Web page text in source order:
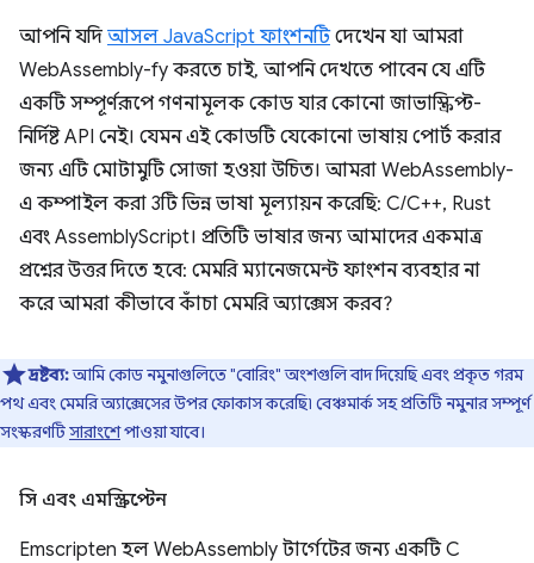
আপনি যদি আসল JavaScript ফাংশনটিদেখেন যা আমরা
WebAssembly-fy করতে চাই, আপনি দেখতে পাবেন যে এটি
একটি সম্পূর্ণরূপে গণনামূলক কোড যার কোনো জাভাস্ক্রিপ্ট-
নির্দিষ্ট API নেই। যেমন এই কোডটি যেকোনো ভাষায় পোর্ট করার
জন্য এটি মোটামুটি সোজা হওয়া উচিত। আমরা WebAssembly-
এ কম্পাইল করা 3টি ভিন্ন ভাষা মূল্যায়ন করেছি: C/C++, Rust
এবং AssemblyScript। প্রতিটি ভাষার জন্য আমাদের একমাত্র
প্রশ্নের উত্তর দিতে হবে: মেমরি ম্যানেজমেন্ট ফাংশন ব্যবহার না
করে আমরা কীভাবে কাঁচা মেমরি অ্যাক্সেস করব?
দ্রষ্টব্য:আমি কোড নমুনাগুলিতে "বোরিং" অংশগুলি বাদ দিয়েছি এবং প্রকৃত গরম
পথ এবং মেমরি অ্যাক্সেসের উপর ফোকাস করেছি৷ বেঞ্চমার্ক সহ প্রতিটি নমুনার সম্পূর্ণ
সংস্করণটিসারাংশেপাওয়া যাবে।
সি এবং এমস্ক্রিপ্টেন
Emscripten হল WebAssembly টার্গেটের জন্য একটি C